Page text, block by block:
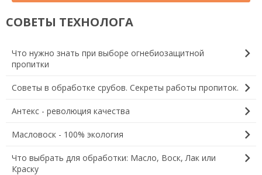
СОВЕТЫ ТЕХНОЛОГА
Что нужно знать при выборе огнебиозащитной
пропитки
chevron_right
Советы в обработке срубов. Секреты работы пропиток. chevron_right
Антекс - революция качества chevron_right
Масловоск - 100% экология chevron_right
Что выбрать для обработки: Масло, Воск, Лак или
Краску
chevron_right